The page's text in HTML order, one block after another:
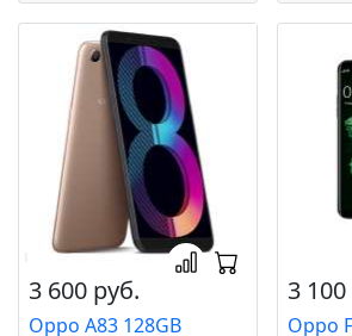
3 600 руб.
Oppo A83 128GB
3
Oppo